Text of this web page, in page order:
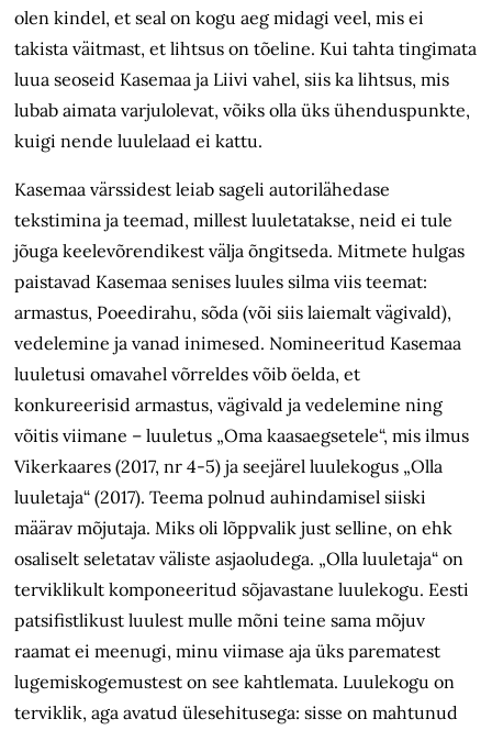
olen kindel, et seal on kogu aeg midagi veel, mis ei
takista väitmast, et lihtsus on tõeline. Kui tahta tingimata
luua seoseid Kasemaa ja Liivi vahel, siis ka lihtsus, mis
lubab aimata varjulolevat, võiks olla üks ühenduspunkte,
kuigi nende luulelaad ei kattu.
Kasemaa värssidest leiab sageli autorilähedase
tekstimina ja teemad, millest luuletatakse, neid ei tule
jõuga keelevõrendikest välja õngitseda. Mitmete hulgas
paistavad Kasemaa senises luules silma viis teemat:
armastus, Poeedirahu, sõda (või siis laiemalt vägivald),
vedelemine ja vanad inimesed. Nomineeritud Kasemaa
luuletusi omavahel võrreldes võib öelda, et
konkureerisid armastus, vägivald ja vedelemine ning
võitis viimane – luuletus „Oma kaasaegsetele“, mis ilmus
Vikerkaares (2017, nr 4-5) ja seejärel luulekogus „Olla
luuletaja“ (2017). Teema polnud auhindamisel siiski
määrav mõjutaja. Miks oli lõppvalik just selline, on ehk
osaliselt seletatav väliste asjaoludega. „Olla luuletaja“ on
terviklikult komponeeritud sõjavastane luulekogu. Eesti
patsifistlikust luulest mulle mõni teine sama mõjuv
raamat ei meenugi, minu viimase aja üks parematest
lugemiskogemustest on see kahtlemata. Luulekogu on
terviklik, aga avatud ülesehitusega: sisse on mahtunud